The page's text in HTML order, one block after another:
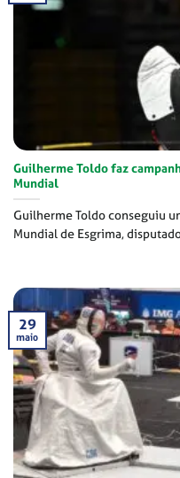
Guilherme Toldo faz
Mundial
Guilherme Toldo conseguiu
Mundial de Esgrima,
29
maio